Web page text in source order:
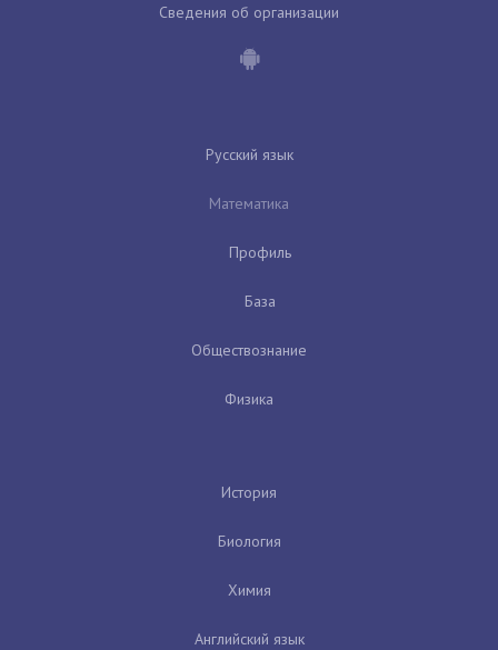
Сведения об организации
Русский язык
Математика
Профиль
База
Обществознание
Физика
История
Биология
Химия
Английский язык